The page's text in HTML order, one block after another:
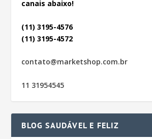
canais abaixo!
(11) 3195-4576
(11) 3195-4572
contato@marketshop.com.br
11 31954545
BLOG SAUDÁVEL E FELIZ